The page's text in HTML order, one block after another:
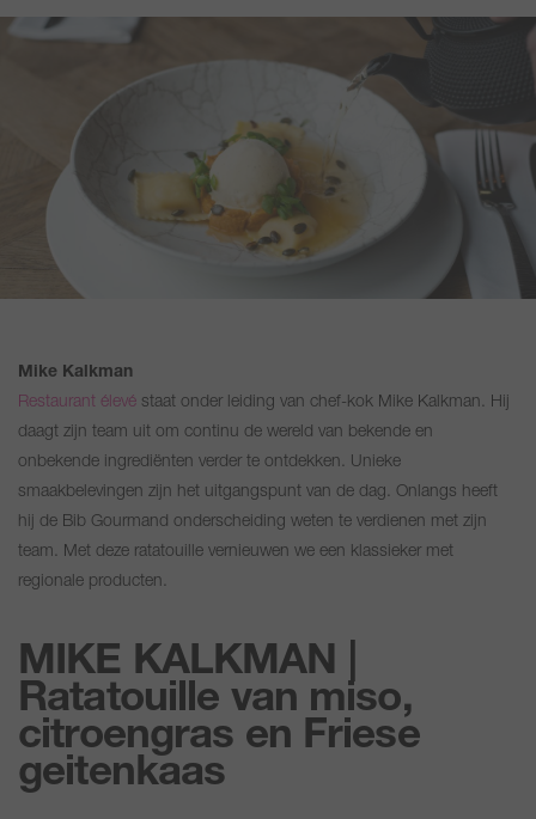
Mike Kalkman
Restaurant élevé staat onder leiding van chef-kok Mike Kalkman. Hij
daagt zijn team uit om continu de wereld van bekende en
onbekende ingrediënten verder te ontdekken. Unieke
smaakbelevingen zijn het uitgangspunt van de dag. Onlangs heeft
hij de Bib Gourmand onderscheiding weten te verdienen met zijn
team. Met deze ratatouille vernieuwen we een klassieker met
regionale producten.
MIKE KALKMAN |
Ratatouille van miso,
citroengras en Friese
geitenkaas